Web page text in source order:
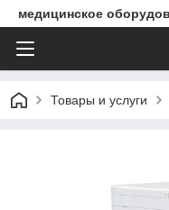
медицинское
Товары и услуги